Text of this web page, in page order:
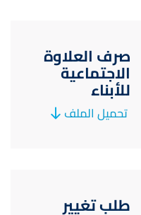
صرف العلاوة
الاجتماعية
للأبناء
تحميل الملف
طلب تغيير